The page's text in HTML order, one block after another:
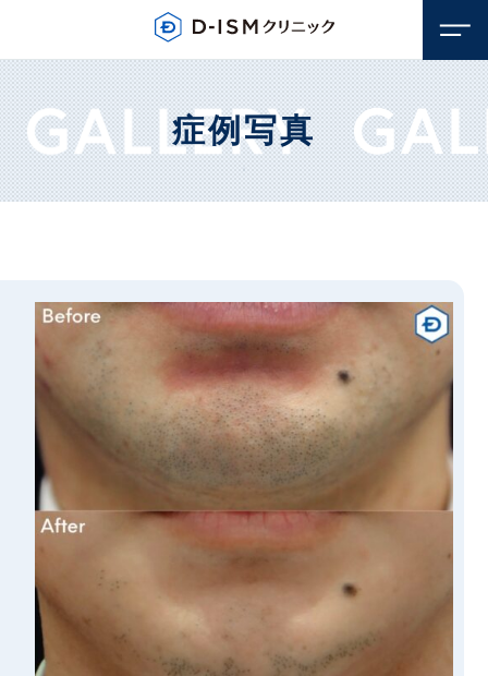
顔のお悩み
若返り・アンチエイジング
しみ・そばかす
ニキビ・ニキビ跡
体のお悩み
若返り・アンチエイジング
汗・におい
眉毛アートメイク
症例写真